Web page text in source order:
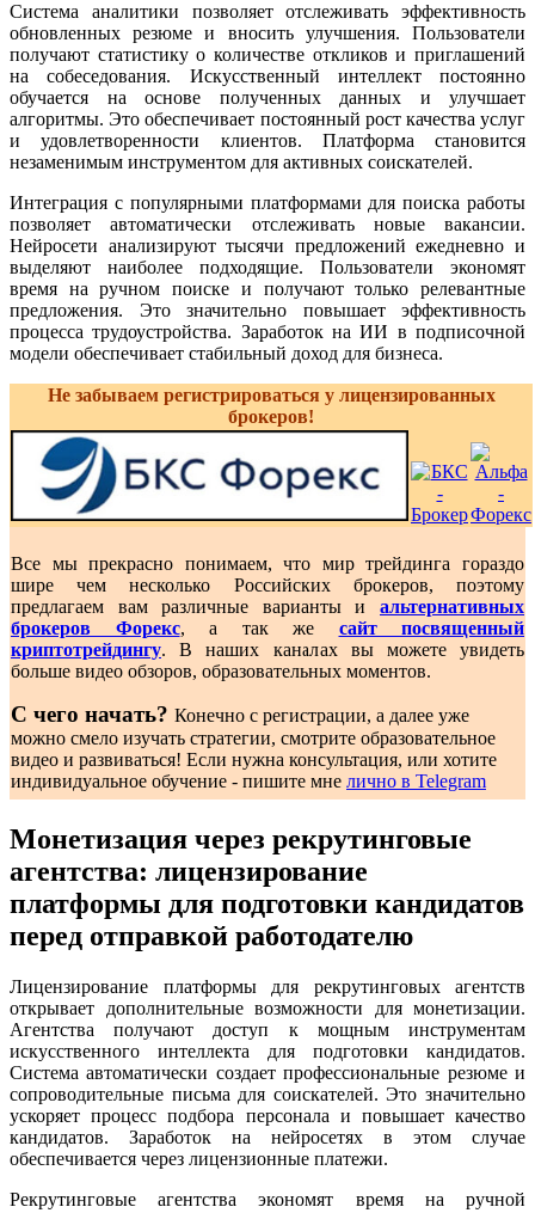
Система аналитики позволяет отслеживать эффективность
обновленных резюме и вносить улучшения. Пользователи
получают статистику о количестве откликов и приглашений
на собеседования. Искусственный интеллект постоянно
обучается на основе полученных данных и улучшает
алгоритмы. Это обеспечивает постоянный рост качества услуг
и удовлетворенности клиентов. Платформа становится
незаменимым инструментом для активных соискателей.
Интеграция с популярными платформами для поиска работы
позволяет автоматически отслеживать новые вакансии.
Нейросети анализируют тысячи предложений ежедневно и
выделяют наиболее подходящие. Пользователи экономят
время на ручном поиске и получают только релевантные
предложения. Это значительно повышает эффективность
процесса трудоустройства. Заработок на ИИ в подписочной
модели обеспечивает стабильный доход для бизнеса.
Не забываем регистрироваться у лицензированных
брокеров!
Все мы прекрасно понимаем, что мир трейдинга гораздо
шире чем несколько Российских брокеров, поэтому
предлагаем вам различные варианты и альтернативных
брокеров Форекс, а так же сайт посвященный
криптотрейдингу. В наших каналах вы можете увидеть
больше видео обзоров, образовательных моментов.
С чего начать? Конечно с регистрации, а далее уже
можно смело изучать стратегии, смотрите образовательное
видео и развиваться! Если нужна консультация, или хотите
индивидуальное обучение - пишите мне лично в Telegram
Монетизация через рекрутинговые
агентства: лицензирование
платформы для подготовки кандидатов
перед отправкой работодателю
Лицензирование платформы для рекрутинговых агентств
открывает дополнительные возможности для монетизации.
Агентства получают доступ к мощным инструментам
искусственного интеллекта для подготовки кандидатов.
Система автоматически создает профессиональные резюме и
сопроводительные письма для соискателей. Это значительно
ускоряет процесс подбора персонала и повышает качество
кандидатов. Заработок на нейросетях в этом случае
обеспечивается через лицензионные платежи.
Рекрутинговые агентства экономят время на ручной